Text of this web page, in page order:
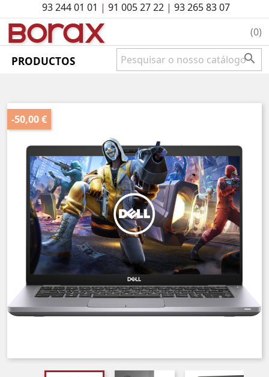
93 244 01 01 | 91 005 27 22| 93 265 83 07
BOrAx (0)
PRODUCTOS 
-50,00 €